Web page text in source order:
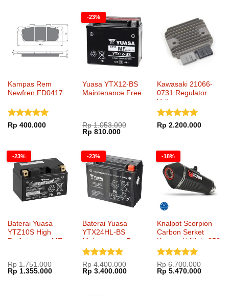
Kampas Rem
Newfren FD0417
Dinilai 5
Rp 400.000
-23%
Yuasa YTX12-BS
Maintenance Free
Rp1.053.000
Harga
aslinya
Rp 1.053.000.
Rp 810.000Harga
Rp 810.000.
Kawasaki 21066-
0731 Regulator
Voltage
Dinilai5
Rp 2.200.000
-23%
Baterai Yuasa
YTZ10S High
Performance MF
Rp1.751.000
Harga
aslinya
Rp 1.355.000Harga
-23%
Baterai Yuasa
YTX24HL-BS
Maintenance Free
Dinilai5
dari 5
Rp4.400.000
Harga
aslinya
Rp 3.400.000Harga
-18%
Knalpot Scorpion
Carbon Serket
Kawasaki Ninja 250
SlipOn
Dinilai5
dari 5
Rp6.700.000
Harga
aslinya
Rp 5.470.000Harga